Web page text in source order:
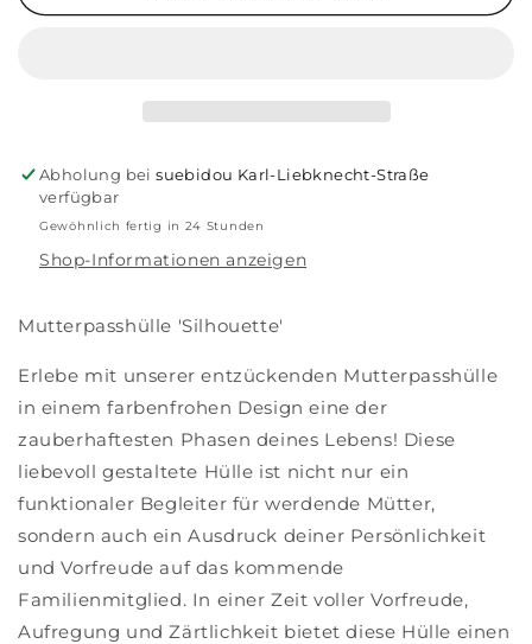
Abholung beisuebidou Karl-Liebknecht-Straße
verfügbar
Gewöhnlich fertig in 24 Stunden
Shop-Informationen anzeigen
Mutterpasshülle 'Silhouette'
Erlebe mit unserer entzückenden Mutterpasshülle
in einem farbenfrohen Design eine der
zauberhaftesten Phasen deines Lebens! Diese
liebevoll gestaltete Hülle ist nicht nur ein
funktionaler Begleiter für werdende Mütter,
sondern auch ein Ausdruck deiner Persönlichkeit
und Vorfreude auf das kommende
Familienmitglied. In einer Zeit voller Vorfreude,
Aufregung und Zärtlichkeit bietet diese Hülle einen